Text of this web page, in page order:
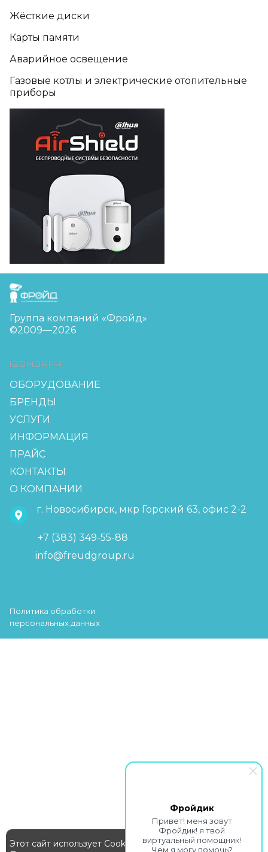
Фройдик
Привет! меня зовут
Фройдик! я твой
виртуальный помощник!
Чем я могу помочь?
Жёсткие диски
Карты памяти
Аварийное освещение
Газовые котлы и электрические отопительные
приборы
FreudGroup
Группа компаний «Фройд»
©2009—2026
ISOMORPH
ОБОРУДОВАНИЕ
БРЕНДЫ
УСЛУГИ
ИНФОРМАЦИЯ
ПРАЙС
КОНТАКТЫ
О КОМПАНИИ
г. Новосибирск, мкр Горский 63, офис 2-2
+7 (383) 349-55-88
info@freudgroup.ru
Политика обработки
персональных данных
Этот сайт использует Cookie